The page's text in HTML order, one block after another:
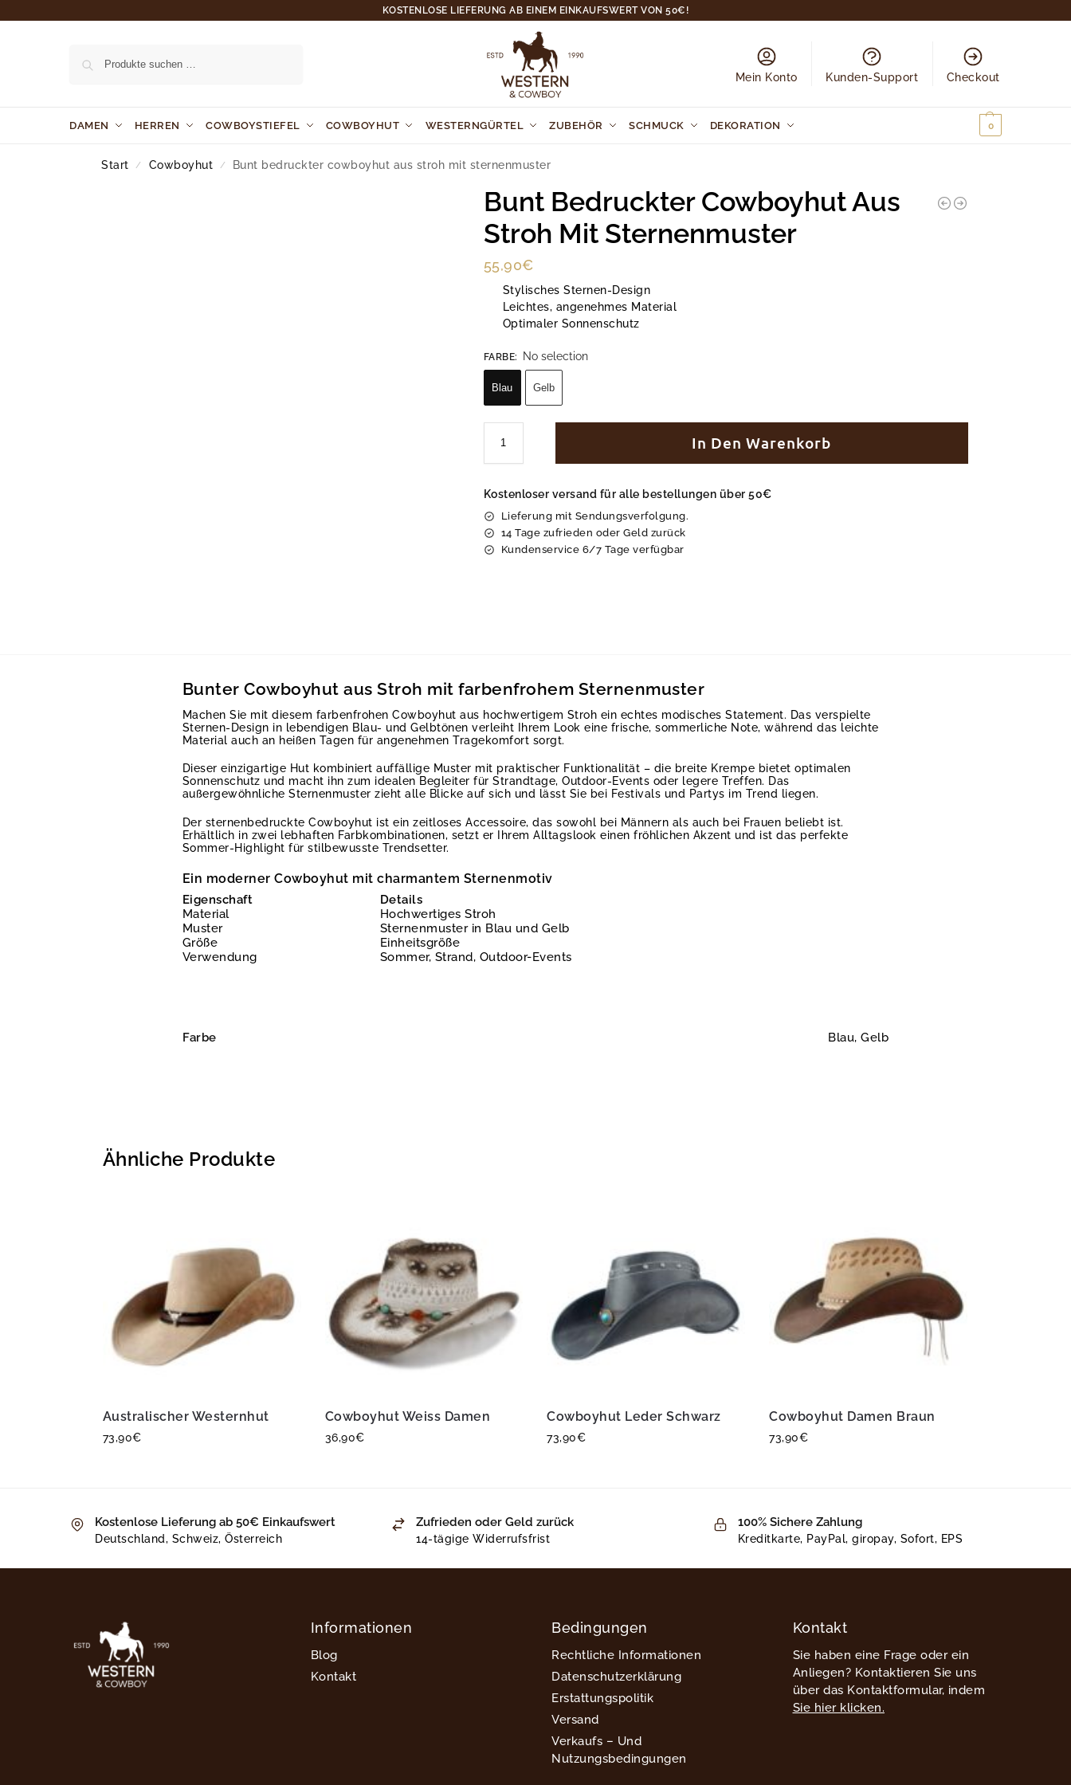
KOSTENLOSE LIEFERUNG AB EINEM EINKAUFSWERT VON 50€!
Mein Konto Kunden-Support Checkout
DAMEN HERREN COWBOYSTIEFEL COWBOYHUT WESTERNGÜRTEL ZUBEHÖR SCHMUCK DEKORATION 0
Start / Cowboyhut / Bunt bedruckter cowboyhut aus stroh mit sternenmuster
Bunt Bedruckter Cowboyhut Aus
Stroh Mit Sternenmuster
55,90€
Stylisches Sternen-Design
Leichtes, angenehmes Material
Optimaler Sonnenschutz
FARBE: No selection
Blau Gelb
In Den Warenkorb
Kostenloser versand für alle bestellungen über 50€
Lieferung mit Sendungsverfolgung.
14 Tage zufrieden oder Geld zurück
Kundenservice 6/7 Tage verfügbar
Bunter Cowboyhut aus Stroh mit farbenfrohem Sternenmuster
Machen Sie mit diesem farbenfrohen Cowboyhut aus hochwertigem Stroh ein echtes modisches Statement. Das verspielte
Sternen-Design in lebendigen Blau- und Gelbtönen verleiht Ihrem Look eine frische, sommerliche Note, während das leichte
Material auch an heißen Tagen für angenehmen Tragekomfort sorgt.
Dieser einzigartige Hut kombiniert auffällige Muster mit praktischer Funktionalität – die breite Krempe bietet optimalen
Sonnenschutz und macht ihn zum idealen Begleiter für Strandtage, Outdoor-Events oder legere Treffen. Das
außergewöhnliche Sternenmuster zieht alle Blicke auf sich und lässt Sie bei Festivals und Partys im Trend liegen.
Der sternenbedruckte Cowboyhut ist ein zeitloses Accessoire, das sowohl bei Männern als auch bei Frauen beliebt ist.
Erhältlich in zwei lebhaften Farbkombinationen, setzt er Ihrem Alltagslook einen fröhlichen Akzent und ist das perfekte
Sommer-Highlight für stilbewusste Trendsetter.
Ein moderner Cowboyhut mit charmantem Sternenmotiv
Eigenschaft
Details
Material
Hochwertiges Stroh
Muster
Sternenmuster in Blau und Gelb
Größe
Einheitsgröße
Verwendung
Sommer, Strand, Outdoor-Events
Farbe Blau, Gelb
Ähnliche Produkte
Australischer Westernhut
73,90€
Cowboyhut Weiss Damen
36,90€
Cowboyhut Leder Schwarz
73,90€
Cowboyhut Damen Braun
73,90€
Kostenlose Lieferung ab 50€ Einkaufswert
Deutschland, Schweiz, Österreich
Zufrieden oder Geld zurück
14-tägige Widerrufsfrist
100% Sichere Zahlung
Kreditkarte, PayPal, giropay, Sofort, EPS
Informationen
Blog
Kontakt
Bedingungen
Rechtliche Informationen
Datenschutzerklärung
Erstattungspolitik
Versand
Verkaufs – Und
Nutzungsbedingungen
Kontakt
Sie haben eine Frage oder ein
Anliegen? Kontaktieren Sie uns
über das Kontaktformular, indem
Sie hier klicken.